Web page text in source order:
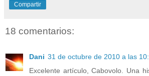
Compartir
18 comentarios:
Dani 31 de octubre de 2010 a las
Excelente artículo, Cabovolo. Una